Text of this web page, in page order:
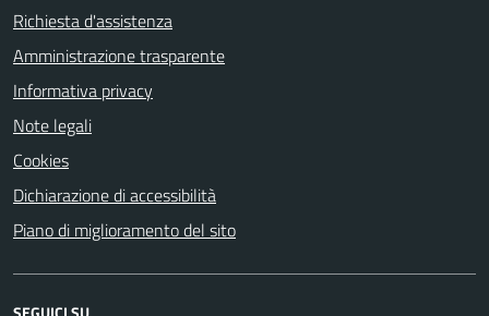
Richiesta d'assistenza
Amministrazione trasparente
Informativa privacy
Note legali
Cookies
Dichiarazione di accessibilità
Piano di miglioramento del sito